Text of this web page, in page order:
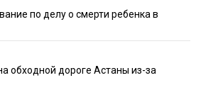
по делу о смерти ребенка в
обходной дороге Астаны из-за